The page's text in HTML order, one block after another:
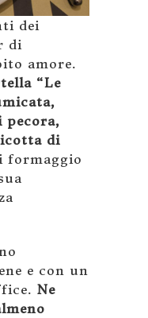
dei
di
amore.
“Le
pecora,
di
formaggio
e con un
Ne